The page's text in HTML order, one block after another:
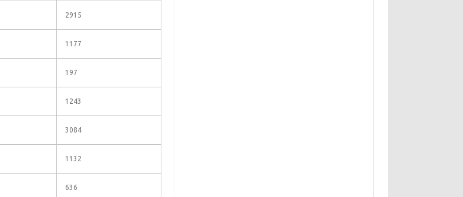
2915
1177
197
1243
3084
1132
636